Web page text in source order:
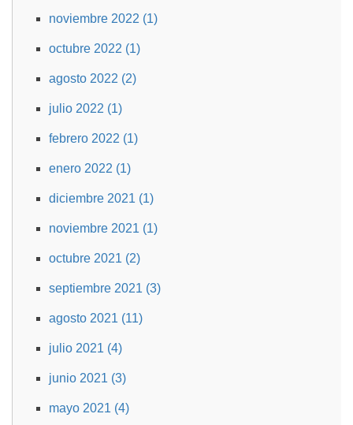
noviembre 2022 (1)
octubre 2022 (1)
agosto 2022 (2)
julio 2022 (1)
febrero 2022 (1)
enero 2022 (1)
diciembre 2021 (1)
noviembre 2021 (1)
octubre 2021 (2)
septiembre 2021 (3)
agosto 2021 (11)
julio 2021 (4)
junio 2021 (3)
mayo 2021 (4)